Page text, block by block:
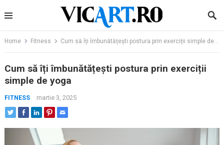
to
Home Fitness Cum să îți îmbunătățești postura prin exerciții simple de yoga
Cum să îți îmbunătățești postura prin exerciții
simple de yoga
FITNESS martie 3, 2025